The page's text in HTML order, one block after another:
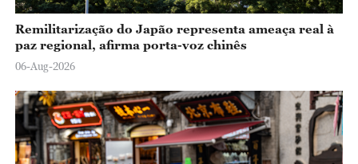
Remilitarização do Japão representa ameaça real à
paz regional, afirma porta-voz chinês
06-Aug-2026